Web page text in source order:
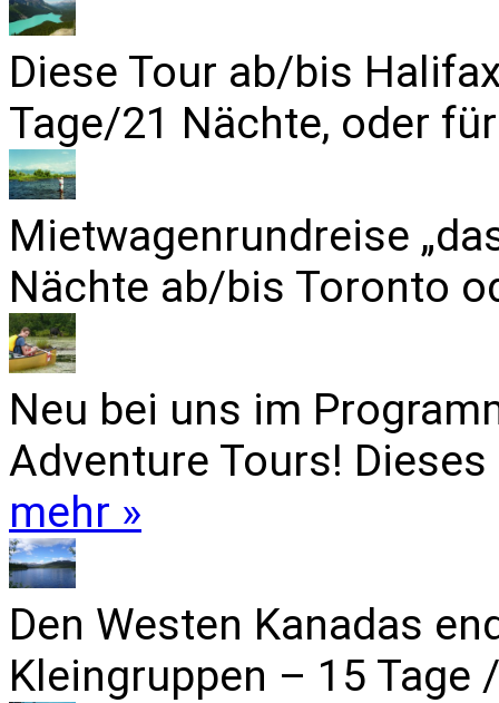
Diese Tour ab/bis
Tage/21 Nächte, oder
Mietwagenrundreise
Nächte ab/bis Toronto
Neu bei uns im
Adventure Tours!
mehr »
Den Westen Kanadas
Kleingruppen – 15 Tage